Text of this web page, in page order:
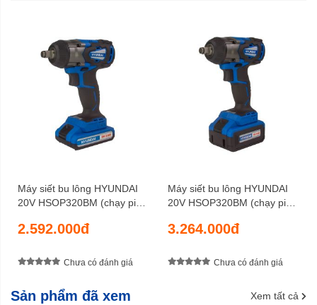
Bảo hành
Máy siết bu lông HYUNDAI
20V HSOP320BM (chạy pin
2.592.000đ
Chưa có đánh giá
Máy siết bu lông HYUNDAI
20V HSOP320BM (chạy pin
3.264.000đ
Chưa có đánh giá
Sản phẩm đã xem Xem tất cả